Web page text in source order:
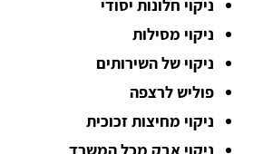
ניקוי חלונות יסודי
ניקוי מסילות
ניקוי של השירותים
פוליש לרצפה
ניקוי מחיצות זכוכית